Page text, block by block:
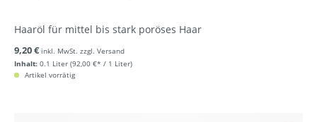
Haaröl für mittel bis stark poröses Haar
Inhalt: 0.1 Liter (92,00 €* / 1 Liter)
9,20 € inkl. MwSt. zzgl. Versand
Artikel vorrätig